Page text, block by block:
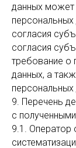
данных может
персональных
согласия
согласия
требование о
данных, а
персональных
9. Перечень
с
9.1. Оператор